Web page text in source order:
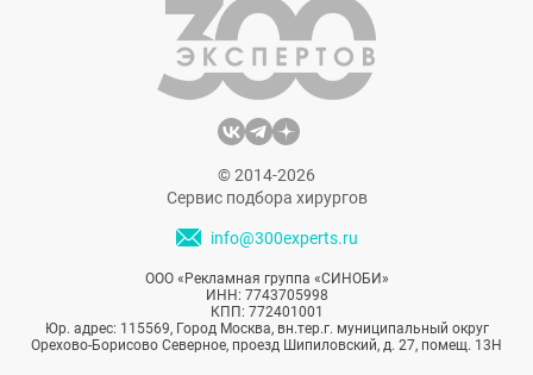
© 2014-2026
Сервис подбора хирургов
info@300experts.ru
ООО «Рекламная группа «СИНОБИ»
ИНН: 7743705998
КПП: 772401001
Юр. адрес: 115569, Город Москва, вн.тер.г. муниципальный округ
Орехово-Борисово Северное, проезд Шипиловский, д. 27, помещ. 13Н